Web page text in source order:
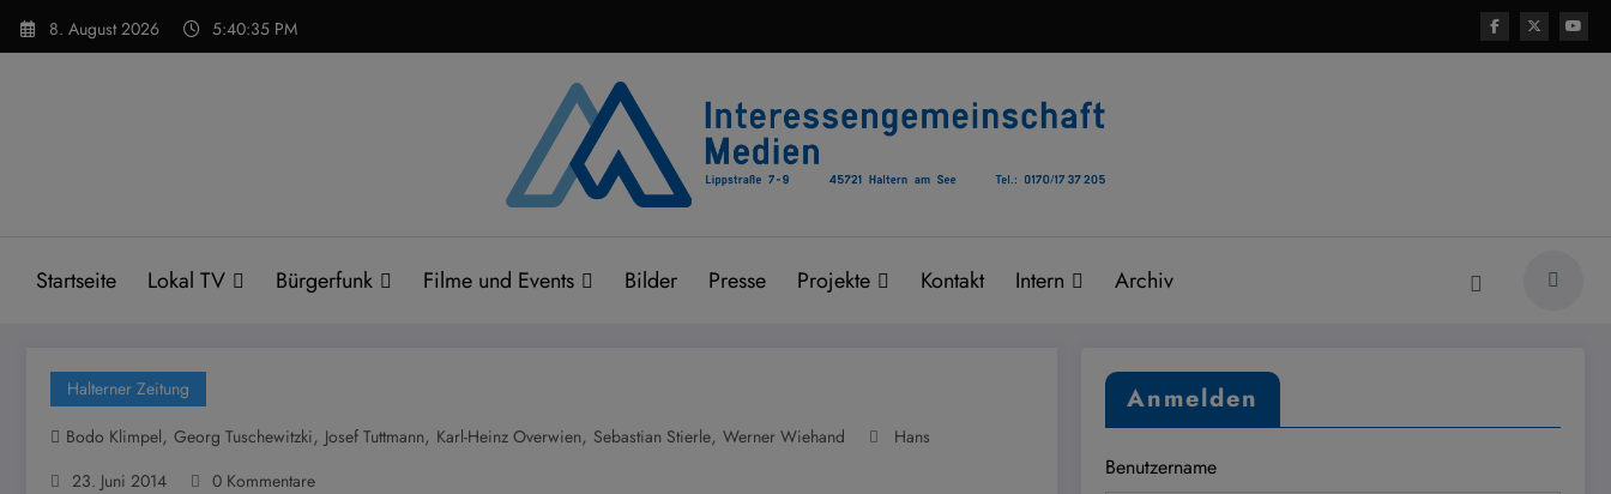
Zum
Inhalt
8. August 2026 5:40:35 PM
Startseite Lokal TV Bürgerfunk Filme und Events Bilder Presse Projekte Kontakt Intern Archiv
Halterner Zeitung
Bodo Klimpel, Georg Tuschewitzki, Josef Tuttmann, Karl-Heinz Overwien, Sebastian Stierle, Werner Wiehand
Hans
23. Juni 2014
0 Kommentare
Anmelden
Benutzername